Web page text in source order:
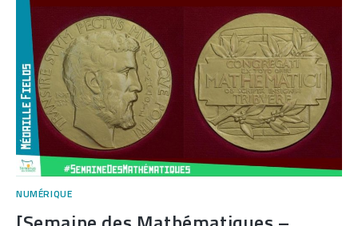
NUMÉRIQUE